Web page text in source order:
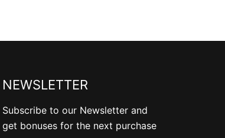
NEWSLETTER
Subscribe to our Newsletter and
get bonuses for the next purchase